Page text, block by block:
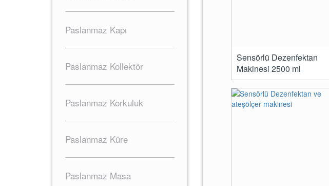
Paslanmaz Kapı
Paslanmaz Kollektör
Paslanmaz Korkuluk
Paslanmaz Küre
Paslanmaz Masa
Sensörlü Dezenfektan
Makinesi 2500 ml